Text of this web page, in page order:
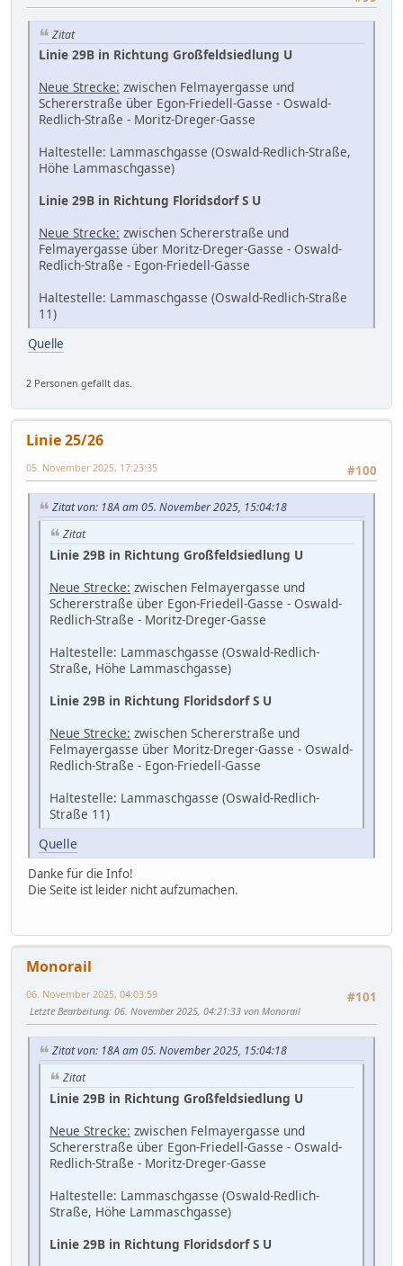
Zitat
Linie 29B in Richtung Großfeldsiedlung U
Neue Strecke: zwischen Felmayergasse und
Schererstraße über Egon-Friedell-Gasse - Oswald-
Redlich-Straße - Moritz-Dreger-Gasse
Haltestelle: Lammaschgasse (Oswald-Redlich-Straße,
Höhe Lammaschgasse)
Linie 29B in Richtung Floridsdorf S U
Neue Strecke: zwischen Schererstraße und
Felmayergasse über Moritz-Dreger-Gasse - Oswald-
Redlich-Straße - Egon-Friedell-Gasse
Haltestelle: Lammaschgasse (Oswald-Redlich-Straße
11)
Quelle
2 Personen gefällt das.
Linie 25/26
#100
05. November 2025, 17:23:35
Zitat von: 18A am 05. November 2025, 15:04:18
Zitat
Linie 29B in Richtung Großfeldsiedlung U
Neue Strecke: zwischen Felmayergasse und
Schererstraße über Egon-Friedell-Gasse - Oswald-
Redlich-Straße - Moritz-Dreger-Gasse
Haltestelle: Lammaschgasse (Oswald-Redlich-
Straße, Höhe Lammaschgasse)
Linie 29B in Richtung Floridsdorf S U
Neue Strecke: zwischen Schererstraße und
Felmayergasse über Moritz-Dreger-Gasse - Oswald-
Redlich-Straße - Egon-Friedell-Gasse
Haltestelle: Lammaschgasse (Oswald-Redlich-
Straße 11)
Quelle
Danke für die Info!
Die Seite ist leider nicht aufzumachen.
Monorail
#101
06. November 2025, 04:03:59
Letzte Bearbeitung: 06. November 2025, 04:21:33 von Monorail
Zitat von: 18A am 05. November 2025, 15:04:18
Zitat
Linie 29B in Richtung Großfeldsiedlung U
Neue Strecke: zwischen Felmayergasse und
Schererstraße über Egon-Friedell-Gasse - Oswald-
Redlich-Straße - Moritz-Dreger-Gasse
Haltestelle: Lammaschgasse (Oswald-Redlich-
Straße, Höhe Lammaschgasse)
Linie 29B in Richtung Floridsdorf S U